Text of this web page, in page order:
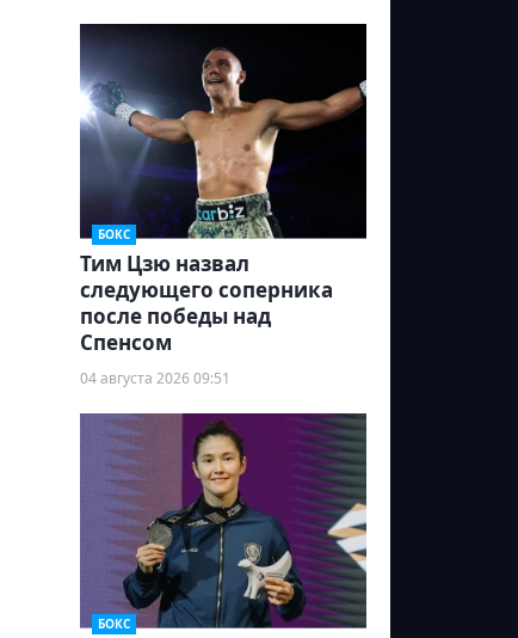
БОКС
Тим Цзю назвал
следующего соперника
после победы над
Спенсом
04 августа 2026 09:51
БОКС